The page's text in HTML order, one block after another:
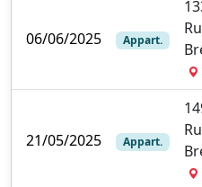
06/06/2025 Appart.
21/05/2025 Appart.